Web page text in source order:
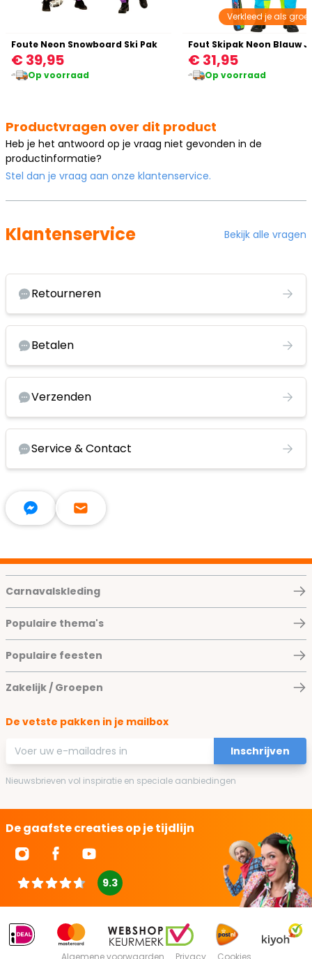
Foute Neon Snowboard Ski Pak
€ 39,95
Op voorraad
Verkleed je als
€ 31,95
Op voorraad
Productvragen over dit product
Heb je het antwoord op je vraag niet gevonden in de
productinformatie?
Stel dan je vraag aan onze klantenservice.
Klantenservice Bekijk alle vragen
Retourneren
Betalen
Verzenden
Service & Contact
Carnavalskleding
Populaire thema's
Populaire feesten
Zakelijk / Groepen
De vetste pakken in je mailbox
E-mailadres
Inschrijven
Nieuwsbrieven vol inspiratie en speciale aanbiedingen
De gaafste creaties op je tijdlijn
9.3